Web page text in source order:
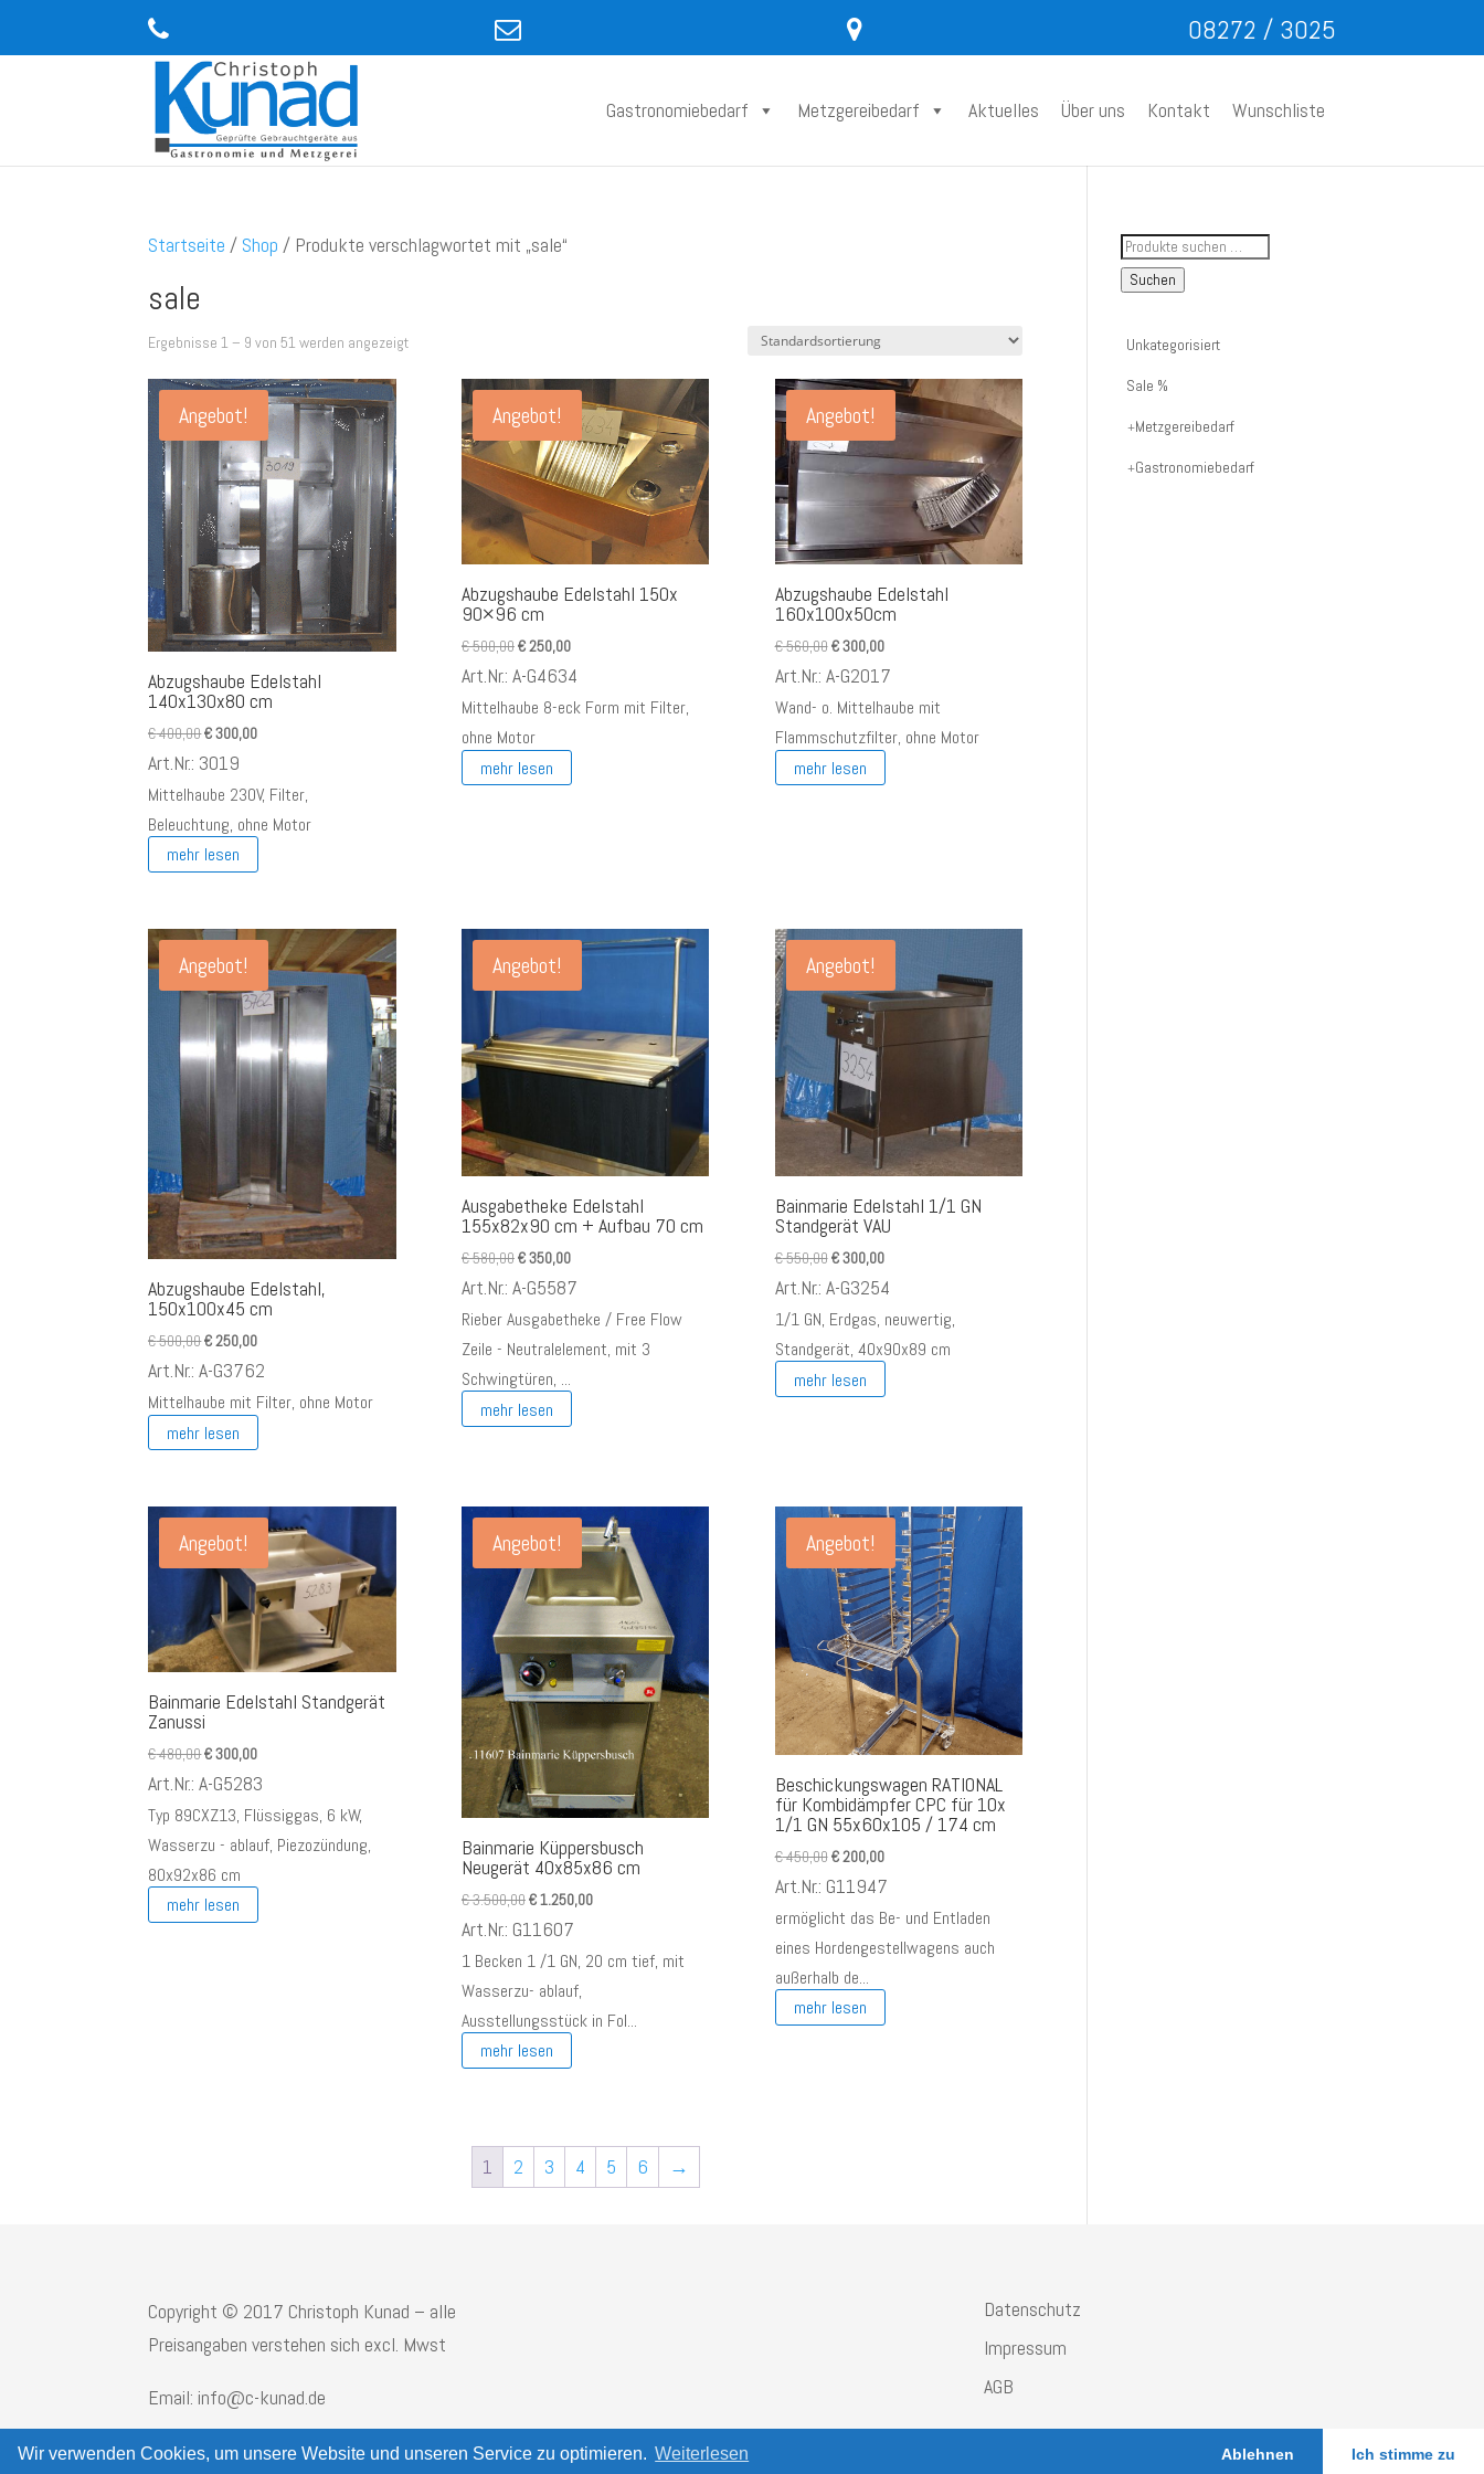
Wir verwenden Cookies, um unsere Website und unseren Service zu optimieren. Weiterlesen Ablehnen Ich stimme zu
08272 / 3025
Gastronomiebedarf Metzgereibedarf Aktuelles Über uns Kontakt Wunschliste
Startseite / Shop / Produkte verschlagwortet mit „sale“
sale
Ergebnisse 1 – 9 von 51 werden angezeigt
Angebot!
Abzugshaube Edelstahl
140x130x80 cm
€400,00Ursprünglicher
Preis
€300,00Aktueller
€ 300,00.
Art.Nr.: 3019
Mittelhaube 230V, Filter,
Beleuchtung, ohne Motor
mehr lesen
Angebot!
Abzugshaube Edelstahl 150x
90×96 cm
€500,00Ursprünglicher
Preis
€250,00Aktueller
Preis
Art.Nr.: A-G4634
Mittelhaube 8-eck Form mit Filter,
ohne Motor
mehr lesen
Angebot!
Abzugshaube Edelstahl
160x100x50cm
€560,00Ursprünglicher
Preis
€300,00Aktueller
Preis
Art.Nr.: A-G2017
Wand- o. Mittelhaube mit
Flammschutzfilter, ohne Motor
mehr lesen
Angebot!
Abzugshaube Edelstahl,
150x100x45 cm
€500,00Ursprünglicher
Preis
€ 500,00
€250,00Aktueller
Preis
€ 250,00.
Art.Nr.: A-G3762
Mittelhaube mit Filter, ohne Motor
mehr lesen
Angebot!
Ausgabetheke Edelstahl
155x82x90 cm + Aufbau 70 cm
€580,00Ursprünglicher
Preis
€ 580,00
€350,00Aktueller
Preis
€ 350,00.
Art.Nr.: A-G5587
Rieber Ausgabetheke / Free Flow
Zeile - Neutralelement, mit 3
Schwingtüren, ...
mehr lesen
Angebot!
Bainmarie Edelstahl 1/1 GN
Standgerät VAU
€550,00Ursprünglicher
Preis
€ 550,00
€300,00Aktueller
Preis
Art.Nr.: A-G3254
1/1 GN, Erdgas, neuwertig,
Standgerät, 40x90x89 cm
mehr lesen
Angebot!
Bainmarie Edelstahl Standgerät
Zanussi
€480,00Ursprünglicher
Preis
€ 480,00
€300,00Aktueller
Preis
€ 300,00.
Art.Nr.: A-G5283
Typ 89CXZ13, Flüssiggas, 6 kW,
Wasserzu - ablauf, Piezozündung,
80x92x86 cm
mehr lesen
Angebot!
Bainmarie Küppersbusch
Neugerät 40x85x86 cm
€3.500,00Ursprünglicher
Preis
war:
€ 3.500,00
€1.250,00Aktueller
€ 1.250,00.
Art.Nr.: G11607
1 Becken 1 /1 GN, 20 cm tief, mit
Wasserzu- ablauf,
Ausstellungsstück in Fol...
mehr lesen
Angebot!
Beschickungswagen RATIONAL
für Kombidämpfer CPC für 10x
1/1 GN 55x60x105 / 174 cm
€450,00Ursprünglicher
Preis
€200,00Aktueller
Preis
Art.Nr.: G11947
ermöglicht das Be- und Entladen
eines Hordengestellwagens auch
außerhalb de...
mehr lesen
1 2 3 4 5 6 →
Suche
nach
oder
Produktname:
Suchen
Unkategorisiert
Sale %
Metzgereibedarf
Gastronomiebedarf
Copyright © 2017 Christoph Kunad – alle
Preisangaben verstehen sich excl. Mwst
Email: info@c-kunad.de
Datenschutz
Impressum
AGB